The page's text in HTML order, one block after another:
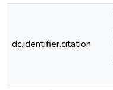
dc.identifier.citation